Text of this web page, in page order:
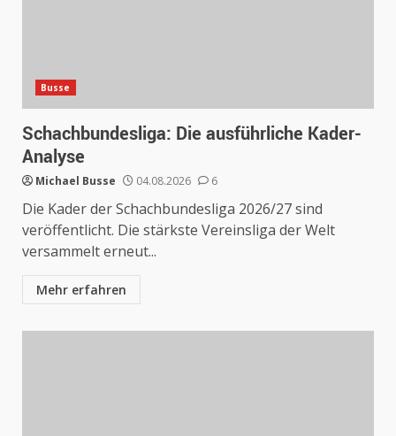
Busse
Schachbundesliga: Die ausführliche Kader-
Analyse
Michael Busse 04.08.2026 6
Die Kader der Schachbundesliga 2026/27 sind
veröffentlicht. Die stärkste Vereinsliga der Welt
versammelt erneut...
Mehr erfahren